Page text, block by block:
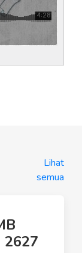
Lihat
semua
2627